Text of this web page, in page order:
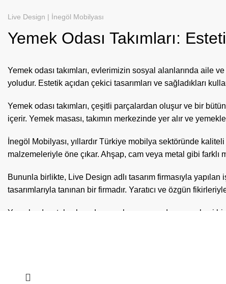
Live Design | İnegöl Mobilyası
Yemek Odası Takımları:
Yemek odası takımları, evlerimizin sosyal alanlarında aile
yoludur. Estetik açıdan çekici tasarımları ve sağladıkları
Yemek odası takımları, çeşitli parçalardan oluşur ve bir
içerir. Yemek masası, takımın merkezinde yer alır ve
İnegöl Mobilyası, yıllardır Türkiye mobilya sektöründe kaliteli
malzemeleriyle öne çıkar. Ahşap, cam veya metal gibi
Bununla birlikte, Live Design adlı tasarım firmasıyla
tasarımlarıyla tanınan bir firmadır. Yaratıcı ve özgün
Yemek odası takımlarında yemek masası, odanın
ergonomik yapılarıyla öne çıkar. Ahşap, metal veya
İlgili ürünler